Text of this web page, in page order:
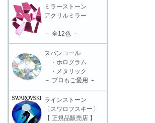
ミラーストーン
アクリルミラー
－ 全12色 －
スパンコール
・ホログラム
・メタリック
－ プロもご愛用 －
ラインストーン
〔スワロフスキー〕
【 正規品販売店 】